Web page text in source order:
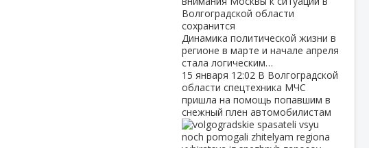
Динамика политической жизни в
регионе в марте и начале апреля
стала логическим…
15 января 12:02 В Волгоградской
области спецтехника МЧС
пришла на помощь попавшим в
снежный плен автомобилистам